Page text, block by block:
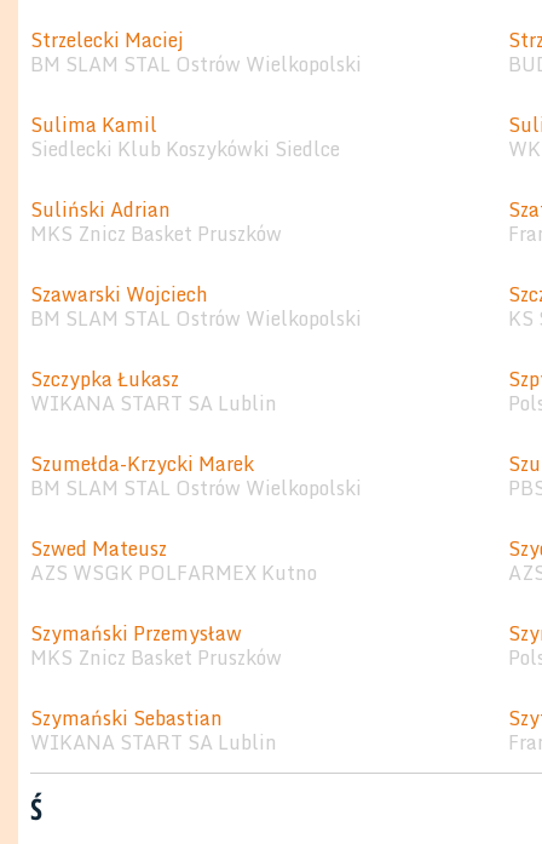
Strzelecki Maciej
BM SLAM STAL Ostrów Wielkopolski
Sulima Kamil
Siedlecki Klub Koszykówki Siedlce
Suliński Adrian
MKS Znicz Basket Pruszków
Szawarski Wojciech
BM SLAM STAL Ostrów Wielkopolski
Szczypka Łukasz
WIKANA START SA Lublin
Szumełda-Krzycki Marek
BM SLAM STAL Ostrów Wielkopolski
Szwed Mateusz
AZS WSGK POLFARMEX Kutno
Szymański Przemysław
MKS Znicz Basket Pruszków
Szymański Sebastian
WIKANA START SA Lublin
Ś